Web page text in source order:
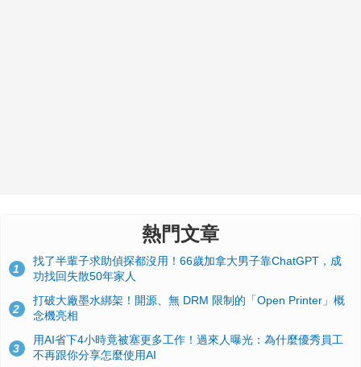
熱門文章
1
找了半輩子求助偵探都沒用！66歲加拿大男子靠ChatGPT，成
功找回失散50年家人
2
打破大廠墨水綁架！開源、無 DRM 限制的「Open Printer」概
念機亮相
3
用AI省下4小時竟被塞更多工作！過來人曝光：為什麼優秀員工
不再跟你分享怎麼使用AI